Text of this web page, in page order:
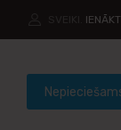
IENĀKT